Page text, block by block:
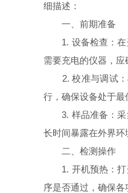
细描述：
一、前期准备
1. 设备检查：在开
需要充电的仪器，应
2. 校准与调试：
行，确保设备处于最
3. 样品准备：采集
长时间暴露在外界环
二、检测操作
1. 开机预热：打开
序是否通过，确保各